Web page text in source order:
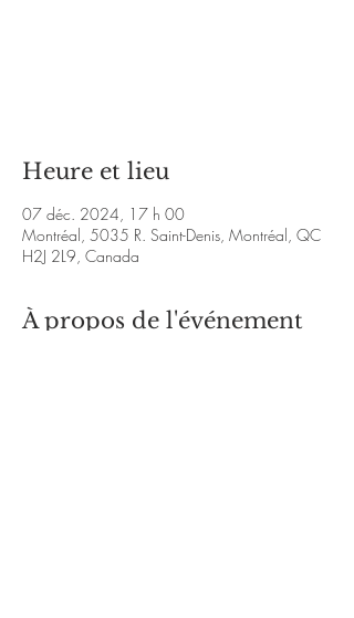
Heure et lieu
07 déc. 2024, 17 h 00
Montréal, 5035 R. Saint-Denis, Montréal, QC
H2J 2L9, Canada
À propos de l'événement